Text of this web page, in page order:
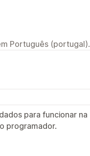
Português (portugal).
para funcionar na
programador.